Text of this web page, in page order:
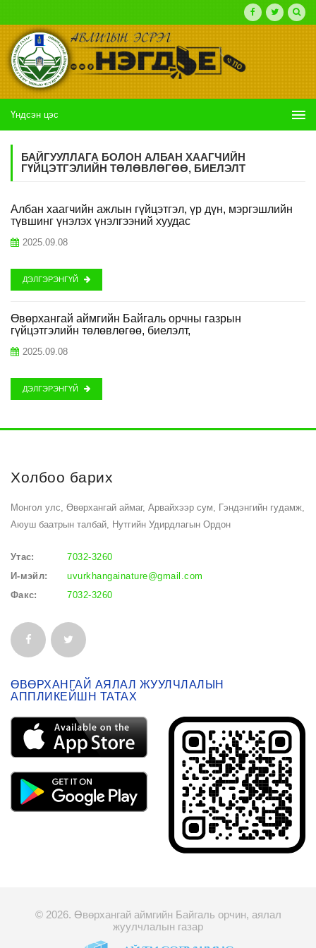
Үндсэн цэс
БАЙГУУЛЛАГА БОЛОН АЛБАН ХААГЧИЙН
ГҮЙЦЭТГЭЛИЙН ТӨЛӨВЛӨГӨӨ, БИЕЛЭЛТ
Албан хаагчийн ажлын гүйцэтгэл, үр дүн, мэргэшлийн
түвшинг үнэлэх үнэлгээний хуудас
2025.09.08
ДЭЛГЭРЭНГҮЙ
Өвөрхангай аймгийн Байгаль орчны газрын
гүйцэтгэлийн төлөвлөгөө, биелэлт,
2025.09.08
ДЭЛГЭРЭНГҮЙ
Холбоо барих
Монгол улс, Өвөрхангай аймаг, Арвайхээр сум, Гэндэнгийн гудамж,
Аюуш баатрын талбай, Нутгийн Удирдлагын Ордон
Утас:
7032-3260
И-мэйл:
uvurkhangainature@gmail.com
Факс:
7032-3260
ӨВӨРХАНГАЙ АЯЛАЛ ЖУУЛЧЛАЛЫН
АППЛИКЕЙШН ТАТАХ
© 2026. Өвөрхангай аймгийн Байгаль орчин, аялал
жуулчлалын газар